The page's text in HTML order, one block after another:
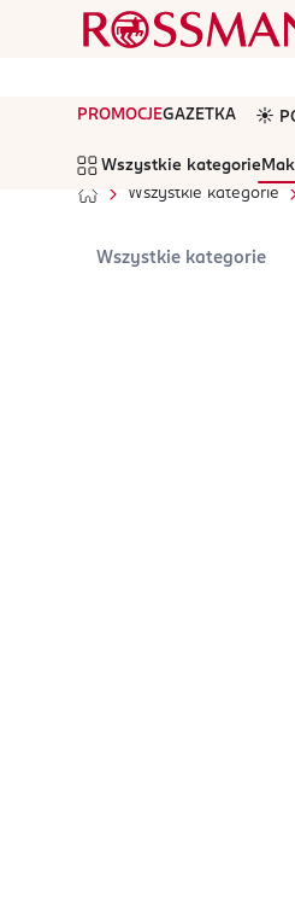
PROMOCJEGAZETKA ☀️
Wszystkie kategorie
Wszystkie kategorie
Wszystkie kategorie